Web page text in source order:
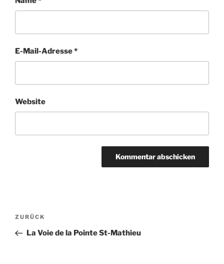
E-Mail-Adresse*
Website
Beitragsnavigation
Vorheriger
Beitrag
ZURÜCK
La Voie de la Pointe St-Mathieu